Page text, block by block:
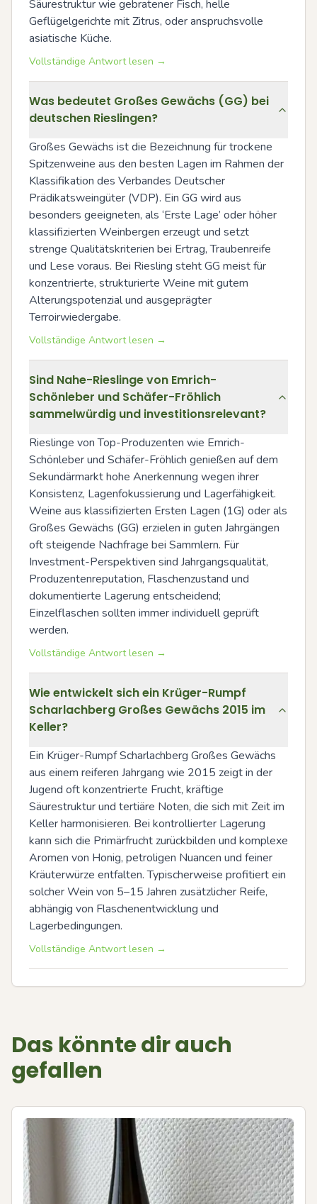
Säurestruktur wie gebratener Fisch, helle
Geflügelgerichte mit Zitrus, oder anspruchsvolle
asiatische Küche.
Vollständige Antwort lesen →
Was bedeutet Großes Gewächs (GG) bei
deutschen Rieslingen?
Großes Gewächs ist die Bezeichnung für trockene
Spitzenweine aus den besten Lagen im Rahmen der
Klassifikation des Verbandes Deutscher
Prädikatsweingüter (VDP). Ein GG wird aus
besonders geeigneten, als ‘Erste Lage’ oder höher
klassifizierten Weinbergen erzeugt und setzt
strenge Qualitätskriterien bei Ertrag, Traubenreife
und Lese voraus. Bei Riesling steht GG meist für
konzentrierte, strukturierte Weine mit gutem
Alterungspotenzial und ausgeprägter
Terroirwiedergabe.
Vollständige Antwort lesen →
Sind Nahe-Rieslinge von Emrich-
Schönleber und Schäfer-Fröhlich
sammelwürdig und investitionsrelevant?
Rieslinge von Top-Produzenten wie Emrich-
Schönleber und Schäfer-Fröhlich genießen auf dem
Sekundärmarkt hohe Anerkennung wegen ihrer
Konsistenz, Lagenfokussierung und Lagerfähigkeit.
Weine aus klassifizierten Ersten Lagen (1G) oder als
Großes Gewächs (GG) erzielen in guten Jahrgängen
oft steigende Nachfrage bei Sammlern. Für
Investment-Perspektiven sind Jahrgangsqualität,
Produzentenreputation, Flaschenzustand und
dokumentierte Lagerung entscheidend;
Einzelflaschen sollten immer individuell geprüft
werden.
Vollständige Antwort lesen →
Wie entwickelt sich ein Krüger-Rumpf
Scharlachberg Großes Gewächs 2015 im
Keller?
Ein Krüger-Rumpf Scharlachberg Großes Gewächs
aus einem reiferen Jahrgang wie 2015 zeigt in der
Jugend oft konzentrierte Frucht, kräftige
Säurestruktur und tertiäre Noten, die sich mit Zeit im
Keller harmonisieren. Bei kontrollierter Lagerung
kann sich die Primärfrucht zurückbilden und komplexe
Aromen von Honig, petroligen Nuancen und feiner
Kräuterwürze entfalten. Typischerweise profitiert ein
solcher Wein von 5–15 Jahren zusätzlicher Reife,
abhängig von Flaschenentwicklung und
Lagerbedingungen.
Vollständige Antwort lesen →
Das könnte dir auch
gefallen